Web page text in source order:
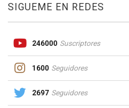
SIGUEME EN REDES
246000 Suscriptores
1600 Seguidores
2697 Seguidores